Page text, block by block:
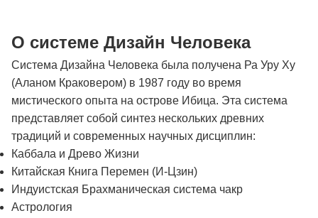
О системе Дизайн Человека
Система Дизайна Человека была получена Ра Уру Ху
(Аланом Краковером) в 1987 году во время
мистического опыта на острове Ибица. Эта система
представляет собой синтез нескольких древних
традиций и современных научных дисциплин:
Каббала и Древо Жизни
Китайская Книга Перемен (И-Цзин)
Индуистская Брахманическая система чакр
Астрология